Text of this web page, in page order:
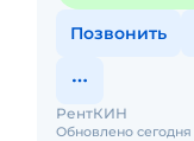
Позвонить
Обновлено сегодня
РентКИН